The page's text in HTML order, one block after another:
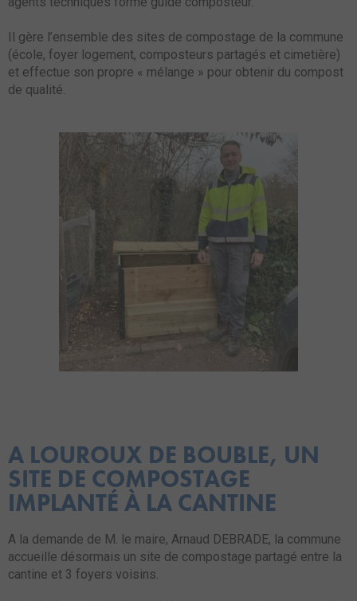
Il gère l’ensemble des sites de compostage de la commune
(école, foyer logement, composteurs partagés et cimetière)
et effectue son propre « mélange » pour obtenir du compost
de qualité.
A LOUROUX DE BOUBLE, UN
SITE DE COMPOSTAGE
IMPLANTÉ À LA CANTINE
A la demande de M. le maire, Arnaud DEBRADE, la commune
accueille désormais un site de compostage partagé entre la
cantine et 3 foyers voisins.